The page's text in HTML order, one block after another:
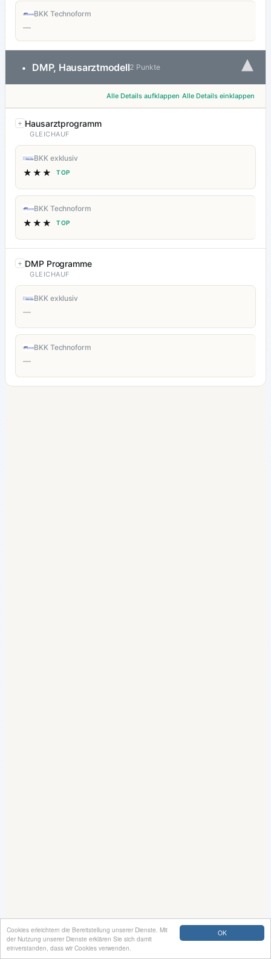
OK
Cookies erleichtern die Bereitstellung unserer Dienste. Mit
der Nutzung unserer Dienste erklären Sie sich damit
einverstanden, dass wir Cookies verwenden.
BKK Technoform
—
• DMP, Hausarztmodell2 Punkte ▾
Alle Details aufklappen Alle Details einklappen
Hausarztprogramm
GLEICHAUF
BKK exklusiv
★★★ TOP
BKK Technoform
★★★ TOP
DMP Programme
GLEICHAUF
BKK exklusiv
—
BKK Technoform
—